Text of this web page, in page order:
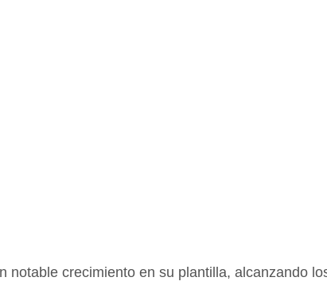
notable crecimiento en su plantilla, alcanzando